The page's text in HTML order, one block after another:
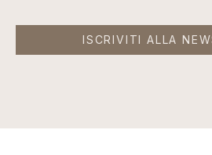
ISCRIVITI ALLA